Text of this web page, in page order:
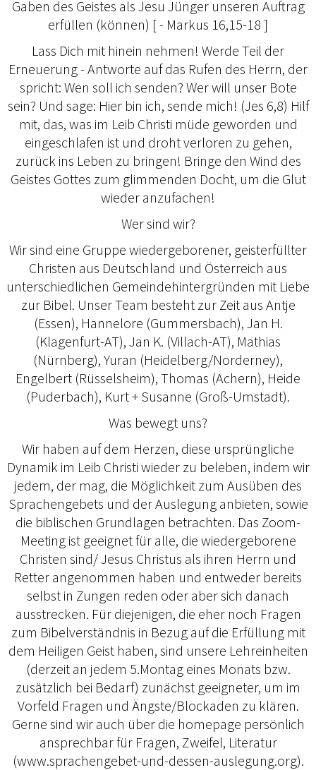
Gaben des Geistes als Jesu Jünger unseren Auftrag
erfüllen (können) [ - Markus 16,15-18 ]
Lass Dich mit hinein nehmen! Werde Teil der
Erneuerung - Antworte auf das Rufen des Herrn, der
spricht: Wen soll ich senden? Wer will unser Bote
sein? Und sage: Hier bin ich, sende mich! (Jes 6,8) Hilf
mit, das, was im Leib Christi müde geworden und
eingeschlafen ist und droht verloren zu gehen,
zurück ins Leben zu bringen! Bringe den Wind des
Geistes Gottes zum glimmenden Docht, um die Glut
wieder anzufachen!
Wer sind wir?
Wir sind eine Gruppe wiedergeborener, geisterfüllter
Christen aus Deutschland und Österreich aus
unterschiedlichen Gemeindehintergründen mit Liebe
zur Bibel. Unser Team besteht zur Zeit aus Antje
(Essen), Hannelore (Gummersbach), Jan H.
(Klagenfurt-AT), Jan K. (Villach-AT), Mathias
(Nürnberg), Yuran (Heidelberg/Norderney),
Engelbert (Rüsselsheim), Thomas (Achern), Heide
(Puderbach), Kurt + Susanne (Groß-Umstadt).
Was bewegt uns?
Wir haben auf dem Herzen, diese ursprüngliche
Dynamik im Leib Christi wieder zu beleben, indem wir
jedem, der mag, die Möglichkeit zum Ausüben des
Sprachengebets und der Auslegung anbieten, sowie
die biblischen Grundlagen betrachten. Das Zoom-
Meeting ist geeignet für alle, die wiedergeborene
Christen sind/ Jesus Christus als ihren Herrn und
Retter angenommen haben und entweder bereits
selbst in Zungen reden oder aber sich danach
ausstrecken. Für diejenigen, die eher noch Fragen
zum Bibelverständnis in Bezug auf die Erfüllung mit
dem Heiligen Geist haben, sind unsere Lehreinheiten
(derzeit an jedem 5.Montag eines Monats bzw.
zusätzlich bei Bedarf) zunächst geeigneter, um im
Vorfeld Fragen und Ängste/Blockaden zu klären.
Gerne sind wir auch über die homepage persönlich
ansprechbar für Fragen, Zweifel, Literatur
(www.sprachengebet-und-dessen-auslegung.org).